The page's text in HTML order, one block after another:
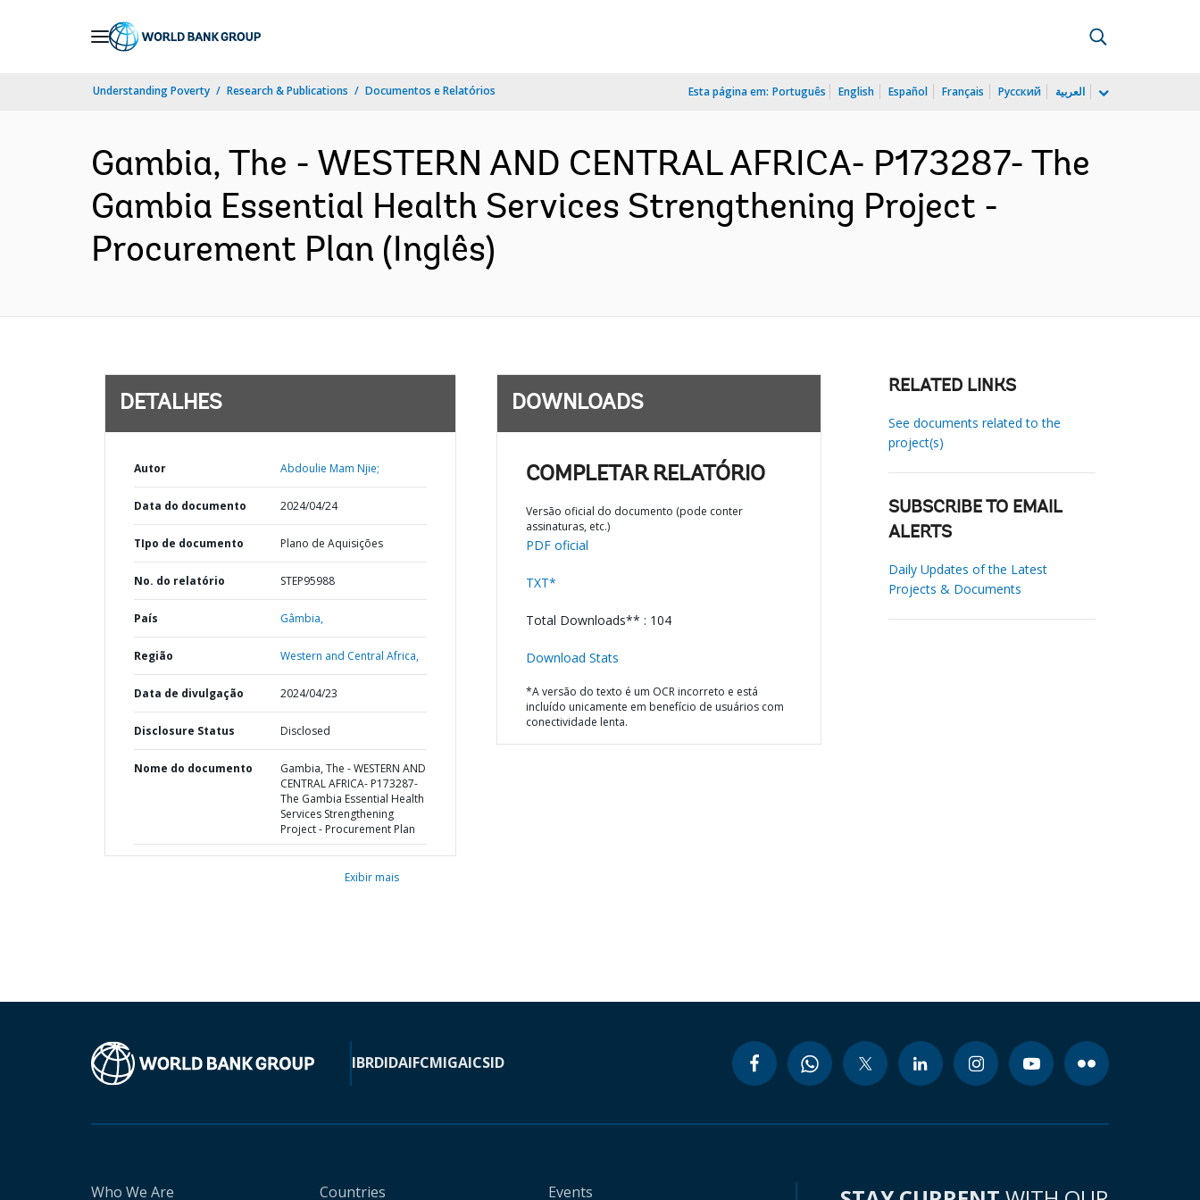
Understanding Poverty Research & Publications Documentos e Relatórios Esta página em: Português English Español Français Русский العربية
Gambia, The - WESTERN AND CENTRAL AFRICA- P173287- The
Gambia Essential Health Services Strengthening Project -
Procurement Plan (Inglês)
DETALHES
Autor Abdoulie Mam Njie;
Data do documento 2024/04/24
TIpo de documento Plano de Aquisições
No. do relatório STEP95988
País Gâmbia,
Região Western and Central Africa,
Data de divulgação 2024/04/23
Disclosure Status Disclosed
Nome do documento
Gambia, The - WESTERN AND
CENTRAL AFRICA- P173287-
The Gambia Essential Health
Services Strengthening
Project - Procurement Plan
Exibir mais
DOWNLOADS
COMPLETAR RELATÓRIO
Versão oficial do documento (pode conter
assinaturas, etc.)
PDF oficial
TXT*
Total Downloads** : 104
Download Stats
*A versão do texto é um OCR incorreto e está
incluído unicamente em benefício de usuários com
conectividade lenta.
RELATED LINKS
See documents related to the
project(s)
SUBSCRIBE TO EMAIL
ALERTS
Daily Updates of the Latest
Projects & Documents
IBRDIDAIFCMIGAICSID
Who We Are Countries Events